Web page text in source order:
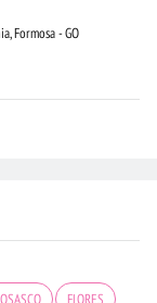
Formosa - GO